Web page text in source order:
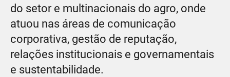
do setor e multinacionais do agro, onde
atuou nas áreas de comunicação
corporativa, gestão de reputação,
relações institucionais e governamentais
e sustentabilidade.